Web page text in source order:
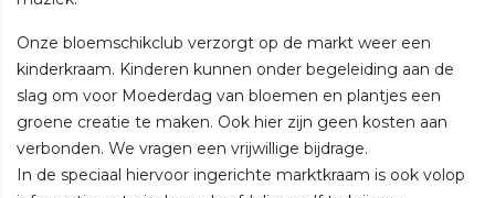
Onze bloemschikclub verzorgt op de markt weer een
kinderkraam. Kinderen kunnen onder begeleiding aan de
slag om voor Moederdag van bloemen en plantjes een
groene creatie te maken. Ook hier zijn geen kosten aan
verbonden. We vragen een vrijwillige bijdrage.
In de speciaal hiervoor ingerichte marktkraam is ook volop